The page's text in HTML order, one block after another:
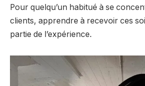
Pour quelqu’un habitué à se
clients, apprendre à recevoir ces
partie de l’expérience.